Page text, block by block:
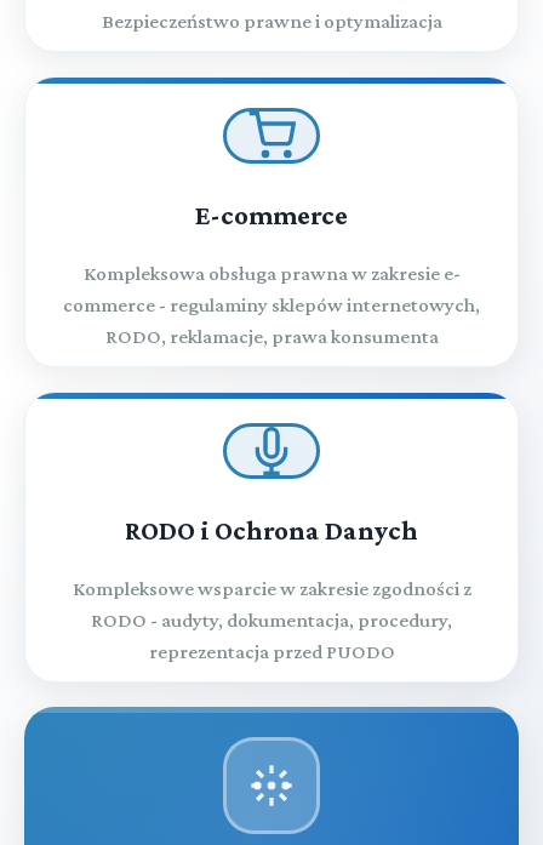
Bezpieczeństwo prawne i optymalizacja
E-commerce
Kompleksowa obsługa prawna w zakresie e-
commerce - regulaminy sklepów internetowych,
RODO, reklamacje, prawa konsumenta
RODO i Ochrona Danych
Kompleksowe wsparcie w zakresie zgodności z
RODO - audyty, dokumentacja, procedury,
reprezentacja przed PUODO